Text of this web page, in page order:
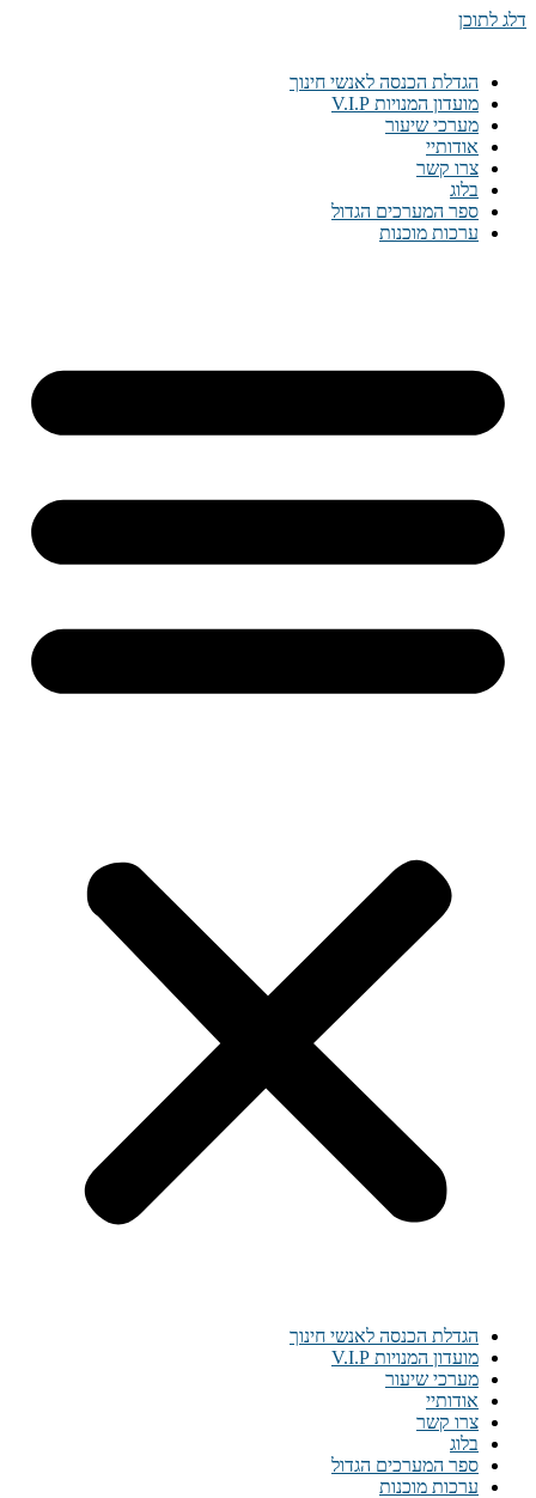
דלג לתוכן
הגדלת הכנסה לאנשי חינוך
מועדון המנויות V.I.P
מערכי שיעור
אודותיי
צרו קשר
בלוג
ספר המערכים הגדול
ערכות מוכנות
הגדלת הכנסה לאנשי חינוך
מועדון המנויות V.I.P
מערכי שיעור
אודותיי
צרו קשר
בלוג
ספר המערכים הגדול
ערכות מוכנות